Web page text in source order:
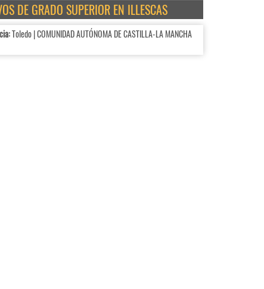
DE GRADO SUPERIOR EN ILLESCAS
Toledo | COMUNIDAD AUTÓNOMA DE CASTILLA-LA MANCHA